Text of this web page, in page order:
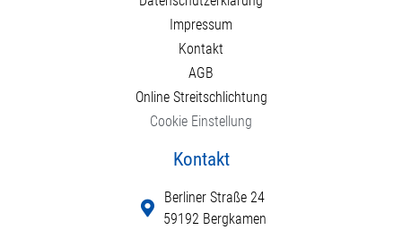
Impressum
Kontakt
AGB
Online Streitschlichtung
Cookie Einstellung
Kontakt
Berliner Straße 24
59192 Bergkamen